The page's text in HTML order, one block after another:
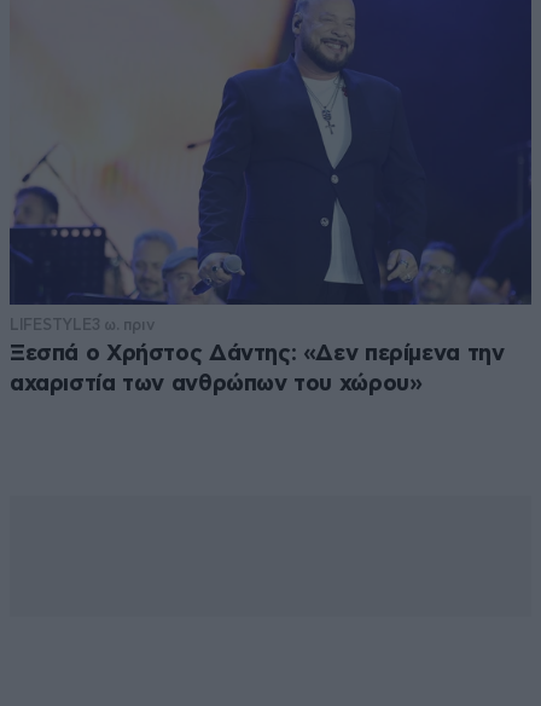
LIFESTYLE3 ω. πριν
Ξεσπά ο Χρήστος Δάντης: «Δεν περίμενα την
αχαριστία των ανθρώπων του χώρου»